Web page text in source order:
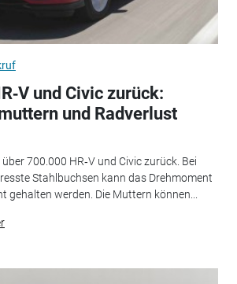
und Civic zurück:
und Radverlust
700.000 HR‑V und Civic zurück. Bei
Stahlbuchsen kann das Drehmoment
gehalten werden. Die Muttern können...